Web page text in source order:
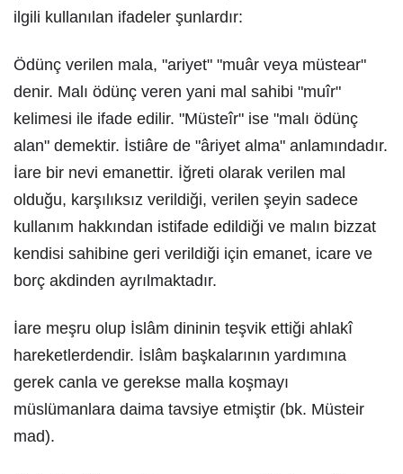
ilgili kullanılan ifadeler şunlardır:
Ödünç verilen mala, "ariyet" "muâr veya müstear"
denir. Malı ödünç veren yani mal sahibi "muîr"
kelimesi ile ifade edilir. "Müsteîr" ise "malı ödünç
alan" demektir. İstiâre de "âriyet alma" anlamındadır.
İare bir nevi emanettir. İğreti olarak verilen mal
olduğu, karşılıksız verildiği, verilen şeyin sadece
kullanım hakkından istifade edildiği ve malın bizzat
kendisi sahibine geri verildiği için emanet, icare ve
borç akdinden ayrılmaktadır.
İare meşru olup İslâm dininin teşvik ettiği ahlakî
hareketlerdendir. İslâm başkalarının yardımına
gerek canla ve gerekse malla koşmayı
müslümanlara daima tavsiye etmiştir (bk. Müsteir
mad).